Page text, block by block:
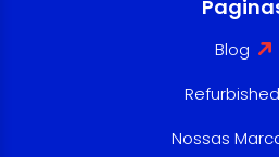
Blog
Refurbished
Nossas